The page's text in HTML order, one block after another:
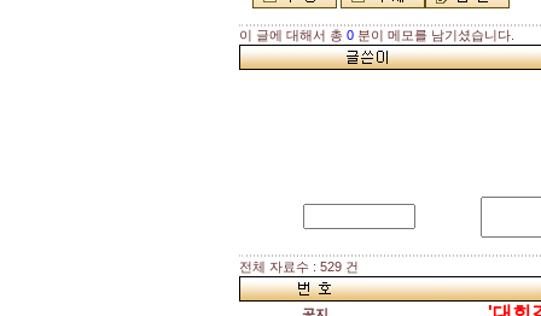
이 글에 대해서 총 0 분이 메모를 남기셨습니다.
전체 자료수 : 529 건